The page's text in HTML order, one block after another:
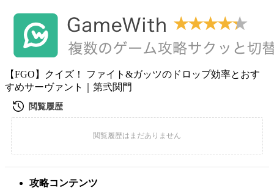
【FGO】クイズ！ ファイト&ガッツのドロップ効率とおす
すめサーヴァント｜第弐関門
攻略コンテンツ